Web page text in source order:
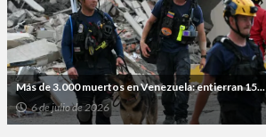
Más de 3.000 muertos en Venezuela: entierran 15...
6 de julio de 2026